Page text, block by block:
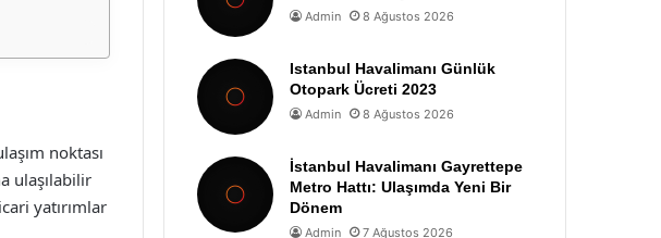
noktası
ulaşılabilir
yatırımlar
Admin 8 Ağustos 2026
Istanbul Havalimanı Günlük
Otopark Ücreti 2023
Admin 8 Ağustos 2026
İstanbul Havalimanı Gayrettepe
Metro Hattı: Ulaşımda Yeni Bir
Dönem
Admin 7 Ağustos 2026